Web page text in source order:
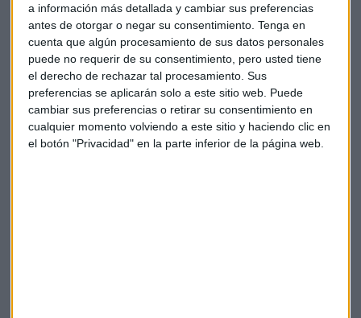
a información más detallada y cambiar sus preferencias
antes de otorgar o negar su consentimiento. Tenga en
cuenta que algún procesamiento de sus datos personales
puede no requerir de su consentimiento, pero usted tiene
el derecho de rechazar tal procesamiento. Sus
preferencias se aplicarán solo a este sitio web. Puede
cambiar sus preferencias o retirar su consentimiento en
cualquier momento volviendo a este sitio y haciendo clic en
el botón "Privacidad" en la parte inferior de la página web.
De acuerdo con las estimaciones realizadas, el seguro de
vida y el subsidio por hospitalización dará cobertura a
través de este instrumento a más de 700.000 personas en
todo el país.
La industria del seguro constituye la mayor póliza colectiva
de este tipo jamás suscrita en la historia de España para
respaldar a quienes se encuentran en la primera línea de la